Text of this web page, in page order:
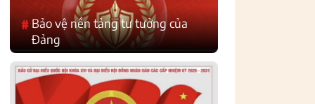
#Bảo vệ nền tảng tư tưởng của
Đảng